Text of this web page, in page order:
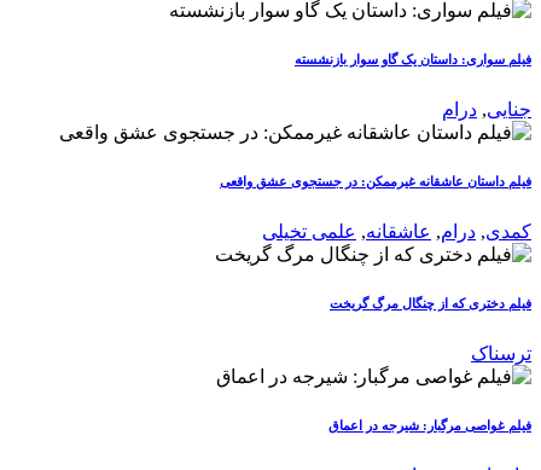
فیلم سواری: داستان یک گاو سوار بازنشسته
جنایی, درام
فیلم داستان عاشقانه غیرممکن: در جستجوی عشق واقعی
کمدی, درام, عاشقانه, علمی تخیلی
فیلم دختری که از چنگال مرگ گریخت
ترسناک
فیلم غواصی مرگبار: شیرجه در اعماق